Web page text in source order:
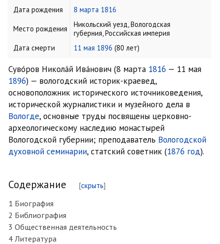
Дата рождения 8 марта 1816
Место рождения
Никольский уезд, Вологодская
губерния, Российская империя
Дата смерти
11 мая 1896 (80 лет)
Суво́ров Никола́й Ива́нович (8 марта 1816 — 11 мая
1896) — вологодский историк-краевед,
основоположник исторического источниковедения,
исторической журналистики и музейного дела в
Вологде, основные труды посвящены церковно-
археологическому наследию монастырей
Вологодской губернии; преподаватель Вологодской
духовной семинарии, статский советник (1876 год).
Содержание
1 Биография
2 Библиография
3 Общественная деятельность
4 Литература